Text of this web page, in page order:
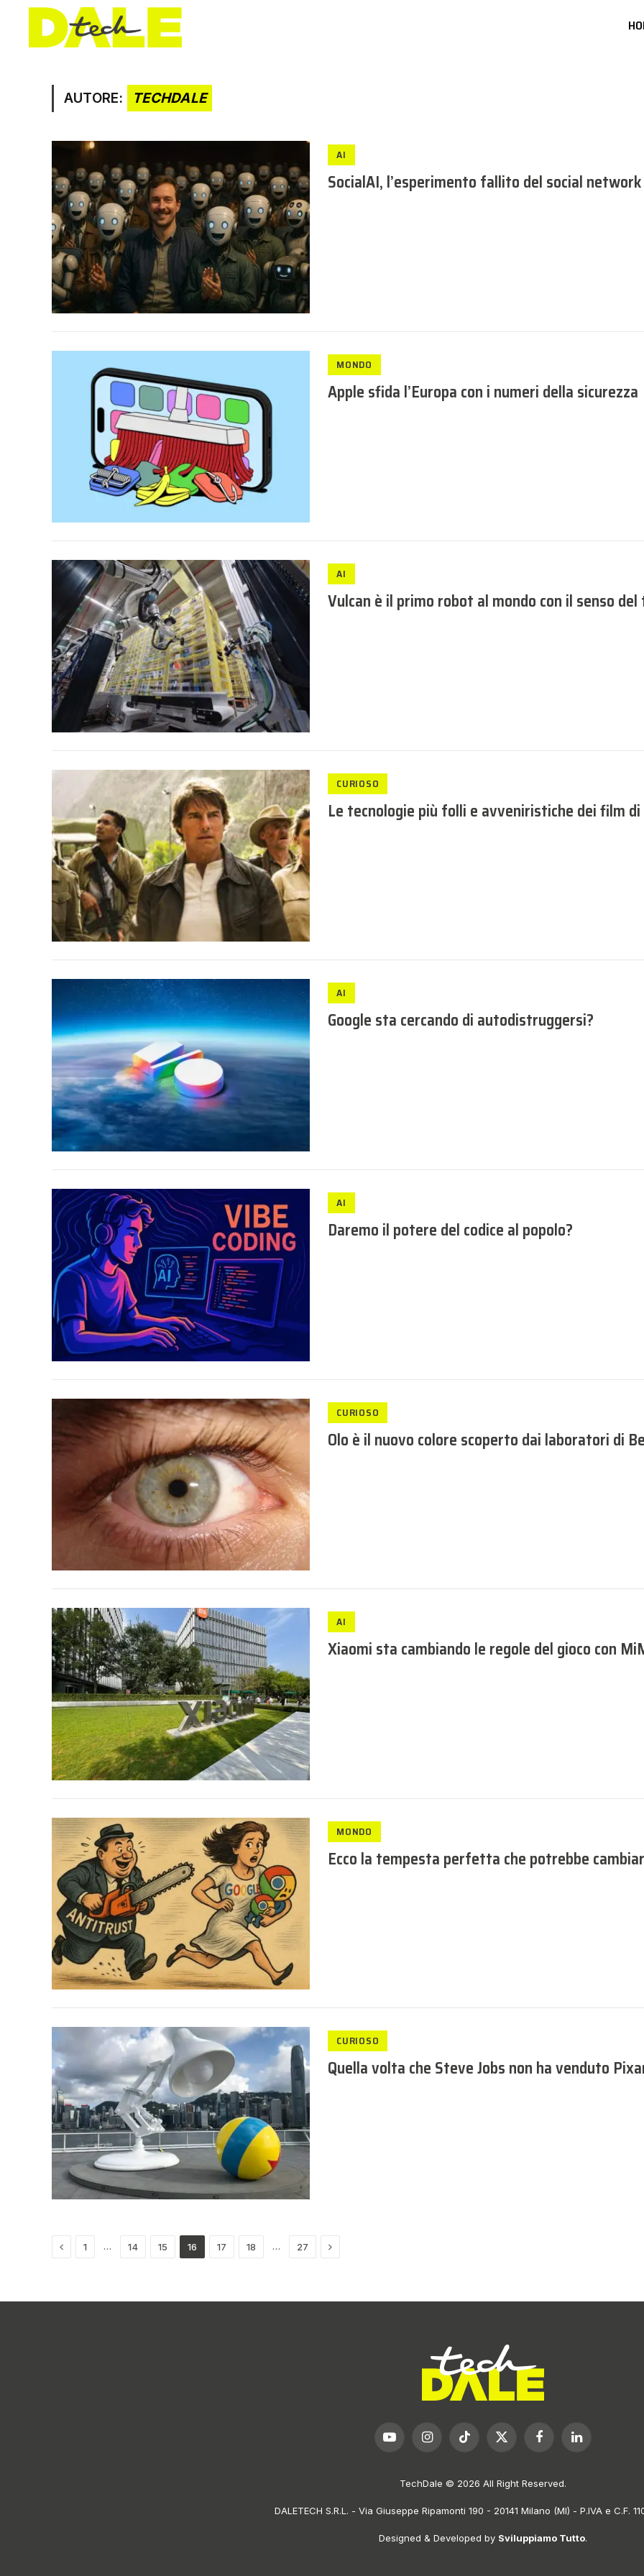
AUTORE: TECHDALE
AI
SocialAI, l’esperimento fallito del social
MONDO
Apple sfida l’Europa con i numeri della sicurezza
AI
Vulcan è il primo robot al mondo con il senso
CURIOSO
Le tecnologie più folli e avveniristiche dei film
AI
Google sta cercando di autodistruggersi?
AI
Daremo il potere del codice al popolo?
CURIOSO
Olo è il nuovo colore scoperto dai laboratori di
AI
Xiaomi sta cambiando le regole del gioco con
MONDO
Ecco la tempesta perfetta che potrebbe
CURIOSO
Quella volta che Steve Jobs non ha venduto
Previous
1 … 14 15 16 17 18 … 27 Next
YouTubeInstagramTikTok
X
FacebookLinkedIn
TechDale © 2026 All Right Reserved.
DALETECH S.R.L. - Via Giuseppe Ripamonti 190 - 20141 Milano (MI) - P.IVA e C.F.
Designed & Developed by Sviluppiamo Tutto.